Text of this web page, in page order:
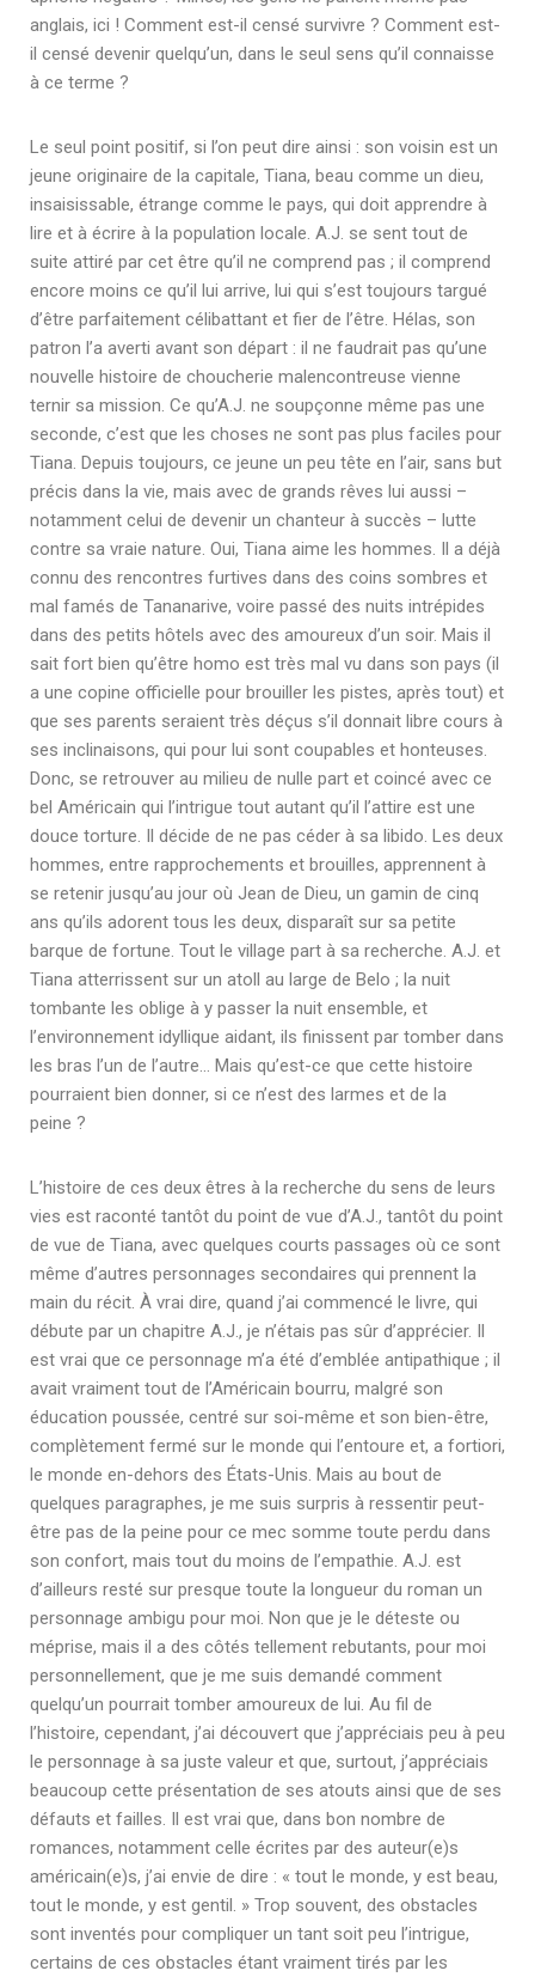
anglais, ici ! Comment est-il censé survivre ? Comment est-
il censé devenir quelqu’un, dans le seul sens qu’il connaisse
à ce terme ?
Le seul point positif, si l’on peut dire ainsi : son voisin est un
jeune originaire de la capitale, Tiana, beau comme un dieu,
insaisissable, étrange comme le pays, qui doit apprendre à
lire et à écrire à la population locale. A.J. se sent tout de
suite attiré par cet être qu’il ne comprend pas ; il comprend
encore moins ce qu’il lui arrive, lui qui s’est toujours targué
d’être parfaitement célibattant et fier de l’être. Hélas, son
patron l’a averti avant son départ : il ne faudrait pas qu’une
nouvelle histoire de choucherie malencontreuse vienne
ternir sa mission. Ce qu’A.J. ne soupçonne même pas une
seconde, c’est que les choses ne sont pas plus faciles pour
Tiana. Depuis toujours, ce jeune un peu tête en l’air, sans but
précis dans la vie, mais avec de grands rêves lui aussi –
notamment celui de devenir un chanteur à succès – lutte
contre sa vraie nature. Oui, Tiana aime les hommes. Il a déjà
connu des rencontres furtives dans des coins sombres et
mal famés de Tananarive, voire passé des nuits intrépides
dans des petits hôtels avec des amoureux d’un soir. Mais il
sait fort bien qu’être homo est très mal vu dans son pays (il
a une copine officielle pour brouiller les pistes, après tout) et
que ses parents seraient très déçus s’il donnait libre cours à
ses inclinaisons, qui pour lui sont coupables et honteuses.
Donc, se retrouver au milieu de nulle part et coincé avec ce
bel Américain qui l’intrigue tout autant qu’il l’attire est une
douce torture. Il décide de ne pas céder à sa libido. Les deux
hommes, entre rapprochements et brouilles, apprennent à
se retenir jusqu’au jour où Jean de Dieu, un gamin de cinq
ans qu’ils adorent tous les deux, disparaît sur sa petite
barque de fortune. Tout le village part à sa recherche. A.J. et
Tiana atterrissent sur un atoll au large de Belo ; la nuit
tombante les oblige à y passer la nuit ensemble, et
l’environnement idyllique aidant, ils finissent par tomber dans
les bras l’un de l’autre… Mais qu’est-ce que cette histoire
pourraient bien donner, si ce n’est des larmes et de la
peine ?
L’histoire de ces deux êtres à la recherche du sens de leurs
vies est raconté tantôt du point de vue d’A.J., tantôt du point
de vue de Tiana, avec quelques courts passages où ce sont
même d’autres personnages secondaires qui prennent la
main du récit. À vrai dire, quand j’ai commencé le livre, qui
débute par un chapitre A.J., je n’étais pas sûr d’apprécier. Il
est vrai que ce personnage m’a été d’emblée antipathique ; il
avait vraiment tout de l’Américain bourru, malgré son
éducation poussée, centré sur soi-même et son bien-être,
complètement fermé sur le monde qui l’entoure et, a fortiori,
le monde en-dehors des États-Unis. Mais au bout de
quelques paragraphes, je me suis surpris à ressentir peut-
être pas de la peine pour ce mec somme toute perdu dans
son confort, mais tout du moins de l’empathie. A.J. est
d’ailleurs resté sur presque toute la longueur du roman un
personnage ambigu pour moi. Non que je le déteste ou
méprise, mais il a des côtés tellement rebutants, pour moi
personnellement, que je me suis demandé comment
quelqu’un pourrait tomber amoureux de lui. Au fil de
l’histoire, cependant, j’ai découvert que j’appréciais peu à peu
le personnage à sa juste valeur et que, surtout, j’appréciais
beaucoup cette présentation de ses atouts ainsi que de ses
défauts et failles. Il est vrai que, dans bon nombre de
romances, notamment celle écrites par des auteur(e)s
américain(e)s, j’ai envie de dire : « tout le monde, y est beau,
tout le monde, y est gentil. » Trop souvent, des obstacles
sont inventés pour compliquer un tant soit peu l’intrigue,
certains de ces obstacles étant vraiment tirés par les